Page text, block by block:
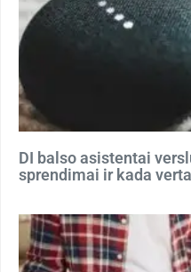
DI balso asistentai
sprendimai ir kada